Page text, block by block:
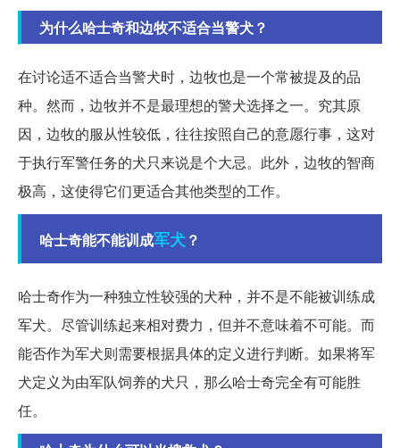
为什么哈士奇和边牧不适合当警犬？
在讨论适不适合当警犬时，边牧也是一个常被提及的品
种。然而，边牧并不是最理想的警犬选择之一。究其原
因，边牧的服从性较低，往往按照自己的意愿行事，这对
于执行军警任务的犬只来说是个大忌。此外，边牧的智商
极高，这使得它们更适合其他类型的工作。
哈士奇能不能训成军犬？
哈士奇作为一种独立性较强的犬种，并不是不能被训练成
军犬。尽管训练起来相对费力，但并不意味着不可能。而
能否作为军犬则需要根据具体的定义进行判断。如果将军
犬定义为由军队饲养的犬只，那么哈士奇完全有可能胜
任。